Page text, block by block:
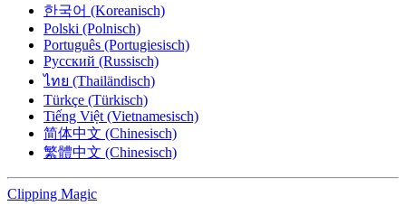
한국어 (Koreanisch)
Polski (Polnisch)
Português (Portugiesisch)
Русский (Russisch)
ไทย (Thailändisch)
Türkçe (Türkisch)
Tiếng Việt (Vietnamesisch)
简体中文 (Chinesisch)
繁體中文 (Chinesisch)
Clipping Magic